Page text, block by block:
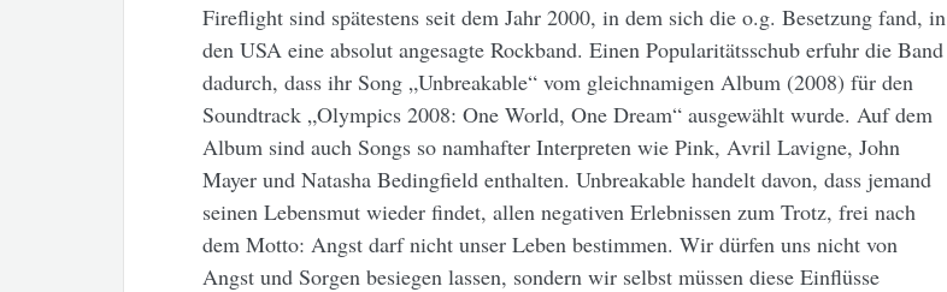
Fireflight sind spätestens seit dem Jahr 2000, in dem sich die o.g. Besetzung fand, in
den USA eine absolut angesagte Rockband. Einen Popularitätsschub erfuhr die Band
dadurch, dass ihr Song „Unbreakable“ vom gleichnamigen Album (2008) für den
Soundtrack „Olympics 2008: One World, One Dream“ ausgewählt wurde. Auf dem
Album sind auch Songs so namhafter Interpreten wie Pink, Avril Lavigne, John
Mayer und Natasha Bedingfield enthalten. Unbreakable handelt davon, dass jemand
seinen Lebensmut wieder findet, allen negativen Erlebnissen zum Trotz, frei nach
dem Motto: Angst darf nicht unser Leben bestimmen. Wir dürfen uns nicht von
Angst und Sorgen besiegen lassen, sondern wir selbst müssen diese Einflüsse